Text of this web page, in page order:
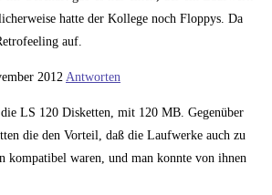
hatte der Kollege noch Floppys. Da
auf.
2012 Antworten
LS 120 Disketten, mit 120 MB. Gegenüber
die den Vorteil, daß die Laufwerke auch zu
kompatibel waren, und man konnte von ihnen